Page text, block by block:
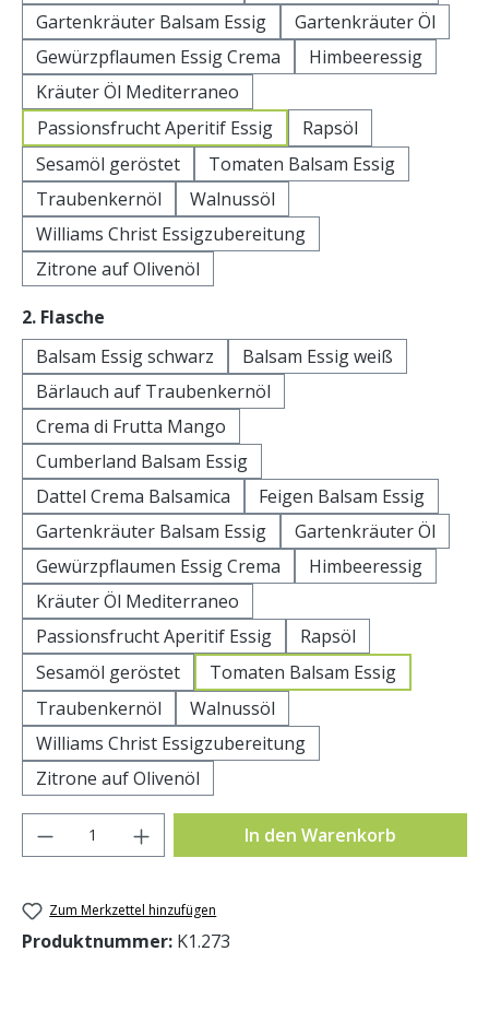
Gartenkräuter Balsam Essig
Gartenkräuter Öl
Gewürzpflaumen Essig Crema
Himbeeressig
Kräuter Öl Mediterraneo
Passionsfrucht Aperitif Essig
Rapsöl
Sesamöl geröstet
Tomaten Balsam Essig
Traubenkernöl
Walnussöl
Williams Christ Essigzubereitung
Zitrone auf Olivenöl
2. Flasche
Balsam Essig schwarz
Balsam Essig weiß
Bärlauch auf Traubenkernöl
Crema di Frutta Mango
Cumberland Balsam Essig
Dattel Crema Balsamica
Feigen Balsam Essig
Gartenkräuter Balsam Essig
Gartenkräuter Öl
Gewürzpflaumen Essig Crema
Himbeeressig
Kräuter Öl Mediterraneo
Passionsfrucht Aperitif Essig
Rapsöl
Sesamöl geröstet
Tomaten Balsam Essig
Traubenkernöl
Walnussöl
Williams Christ Essigzubereitung
Zitrone auf Olivenöl
Produkt Anzahl: Gib den gewünschten
In den Warenkorb
Zum Merkzettel hinzufügen
Produktnummer: K1.273